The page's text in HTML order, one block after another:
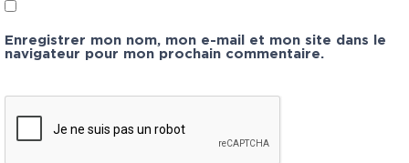
Enregistrer mon nom, mon e-mail et mon site dans le
navigateur pour mon prochain commentaire.